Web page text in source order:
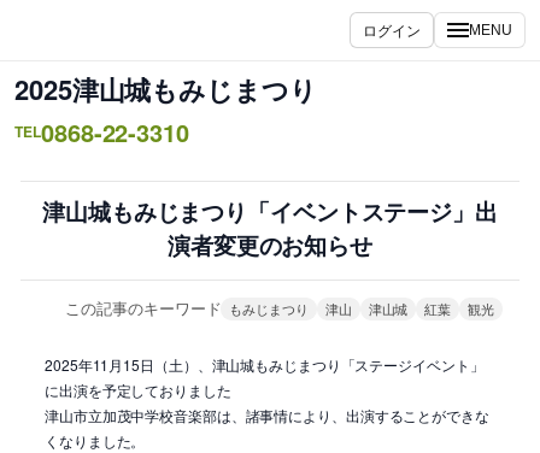
を
ス
キ
ログイン MENU
2025津山城もみじまつり
TEL0868-22-3310
津山城もみじまつり「イベントステージ」出
演者変更のお知らせ
この記事のキーワード もみじまつり 津山 津山城 紅葉 観光
2025年11月15日（土）、津山城もみじまつり「ステージイベント」
に出演を予定しておりました
津山市立加茂中学校音楽部は、諸事情により、出演することができな
くなりました。